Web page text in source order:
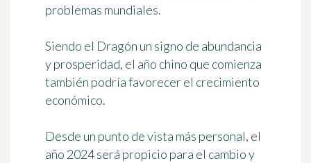
problemas mundiales.
Siendo el Dragón un signo de abundancia
y prosperidad, el año chino que comienza
también podría favorecer el crecimiento
económico.
Desde un punto de vista más personal, el
año 2024 será propicio para el cambio y